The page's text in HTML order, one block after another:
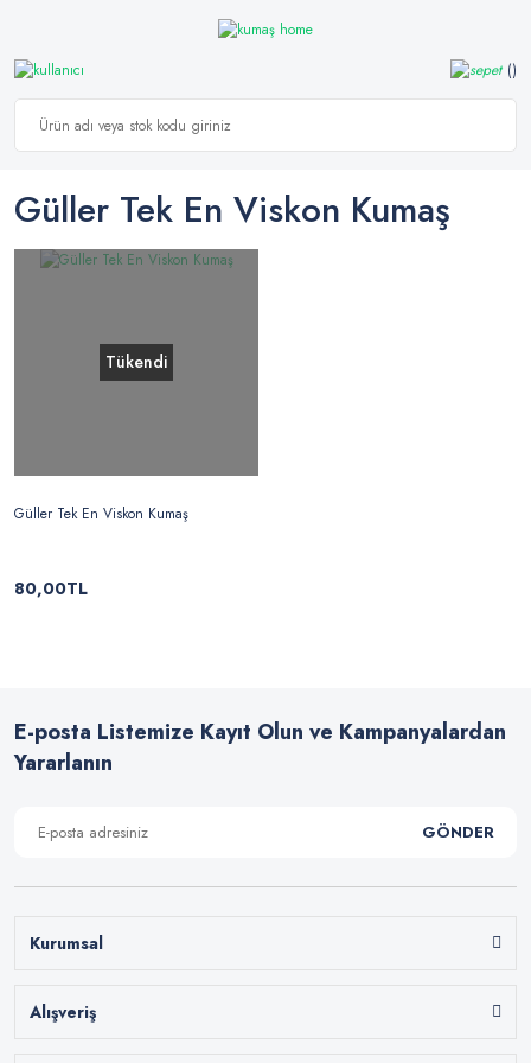
Güller Tek En Viskon Kumaş
Tükendi
Güller Tek En Viskon Kumaş
80,00TL
E-posta Listemize Kayıt Olun ve Kampanyalardan
Yararlanın
GÖNDER
Kurumsal
Alışveriş